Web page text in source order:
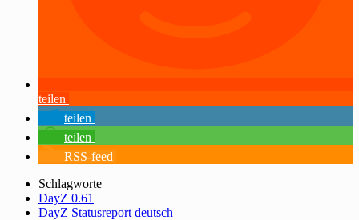
teilen
teilen
teilen
RSS-feed
Schlagworte
DayZ 0.61
DayZ Statusreport deutsch